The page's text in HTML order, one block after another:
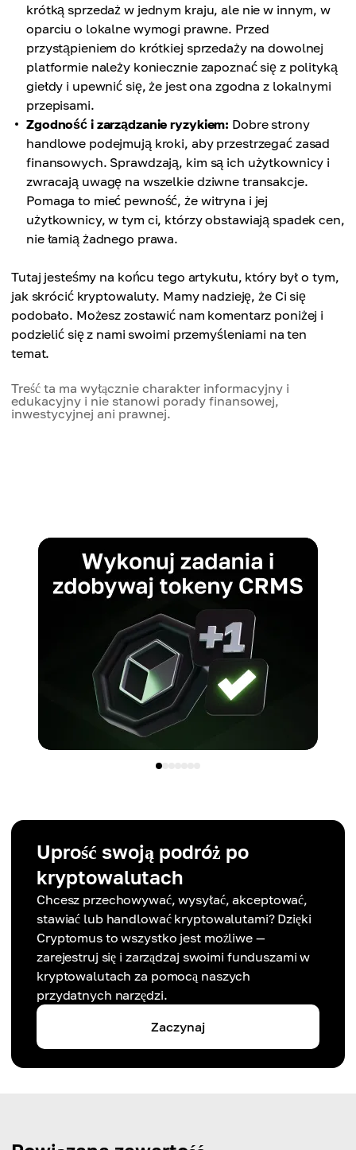
krótką sprzedaż w jednym kraju, ale nie w innym, w
oparciu o lokalne wymogi prawne. Przed
przystąpieniem do krótkiej sprzedaży na dowolnej
platformie należy koniecznie zapoznać się z polityką
giełdy i upewnić się, że jest ona zgodna z lokalnymi
przepisami.
Zgodność i zarządzanie ryzykiem: Dobre strony
handlowe podejmują kroki, aby przestrzegać zasad
finansowych. Sprawdzają, kim są ich użytkownicy i
zwracają uwagę na wszelkie dziwne transakcje.
Pomaga to mieć pewność, że witryna i jej
użytkownicy, w tym ci, którzy obstawiają spadek cen,
nie łamią żadnego prawa.
Tutaj jesteśmy na końcu tego artykułu, który był o tym,
jak skrócić kryptowaluty. Mamy nadzieję, że Ci się
podobało. Możesz zostawić nam komentarz poniżej i
podzielić się z nami swoimi przemyśleniami na ten
temat.
Treść ta ma wyłącznie charakter informacyjny i
edukacyjny i nie stanowi porady finansowej,
inwestycyjnej ani prawnej.
Uprość swoją podróż po
kryptowalutach
Chcesz przechowywać, wysyłać, akceptować,
stawiać lub handlować kryptowalutami? Dzięki
Cryptomus to wszystko jest możliwe —
zarejestruj się i zarządzaj swoimi funduszami w
kryptowalutach za pomocą naszych
przydatnych narzędzi.
Zaczynaj